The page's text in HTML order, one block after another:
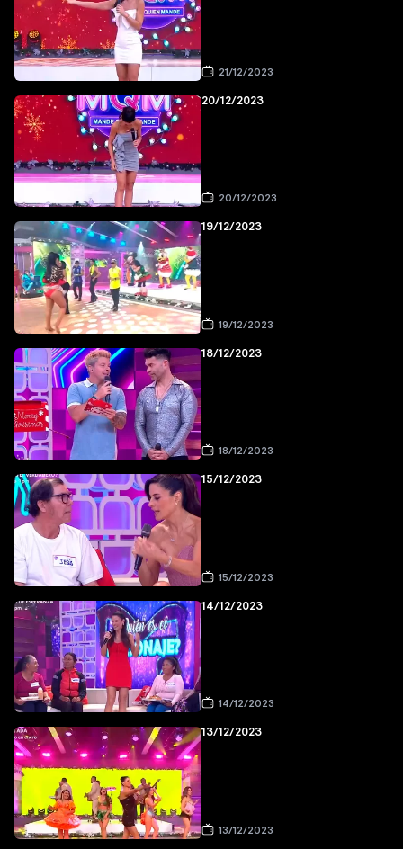
21/12/2023
20/12/2023
20/12/2023
19/12/2023
19/12/2023
18/12/2023
18/12/2023
15/12/2023
15/12/2023
14/12/2023
14/12/2023
13/12/2023
13/12/2023